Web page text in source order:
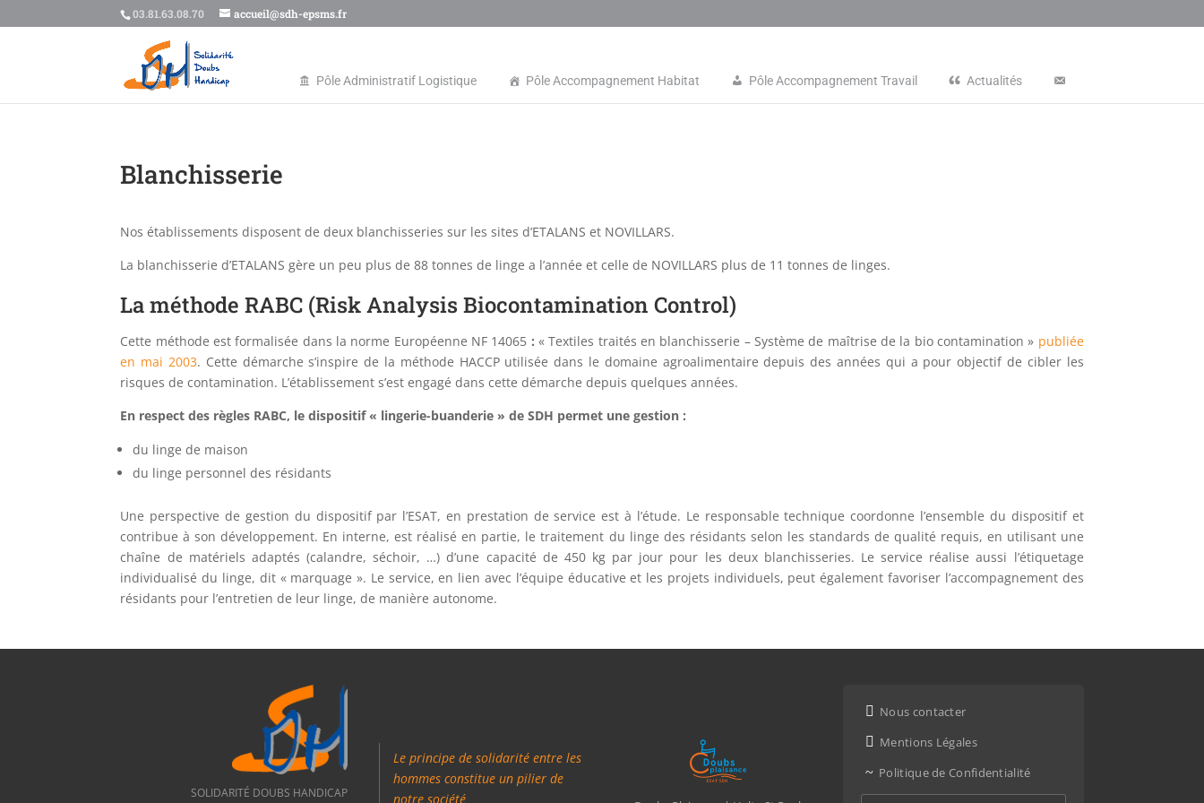
03.81.63.08.70 accueil@sdh-epsms.fr
Pôle Administratif Logistique Pôle Accompagnement Habitat Pôle Accompagnement Travail Actualités
Blanchisserie
Nos établissements disposent de deux blanchisseries sur les sites d’ETALANS et NOVILLARS.
La blanchisserie d’ETALANS gère un peu plus de 88 tonnes de linge a l’année et celle de NOVILLARS plus de 11 tonnes de linges.
La méthode RABC (Risk Analysis Biocontamination Control)
Cette méthode est formalisée dans la norme Européenne NF 14065 :« Textiles traités en blanchisserie – Système de maîtrise de la bio contamination » publiée
en mai 2003. Cette démarche s’inspire de la méthode HACCP utilisée dans le domaine agroalimentaire depuis des années qui a pour objectif de cibler les
risques de contamination. L’établissement s’est engagé dans cette démarche depuis quelques années.
En respect des règles RABC, le dispositif « lingerie-buanderie » de SDH permet une gestion :
du linge de maison
du linge personnel des résidants
Une perspective de gestion du dispositif par l’ESAT, en prestation de service est à l’étude. Le responsable technique coordonne l’ensemble du dispositif et
contribue à son développement. En interne, est réalisé en partie, le traitement du linge des résidants selon les standards de qualité requis, en utilisant une
chaîne de matériels adaptés (calandre, séchoir, …) d’une capacité de 450 kg par jour pour les deux blanchisseries. Le service réalise aussi l’étiquetage
individualisé du linge, dit « marquage ». Le service, en lien avec l’équipe éducative et les projets individuels, peut également favoriser l’accompagnement des
résidants pour l’entretien de leur linge, de manière autonome.
SOLIDARITÉ DOUBS HANDICAP
Le principe de solidarité entre les
hommes constitue un pilier de
notre société
 Nous contacter
 Mentions Légales
~ Politique de Confidentialité